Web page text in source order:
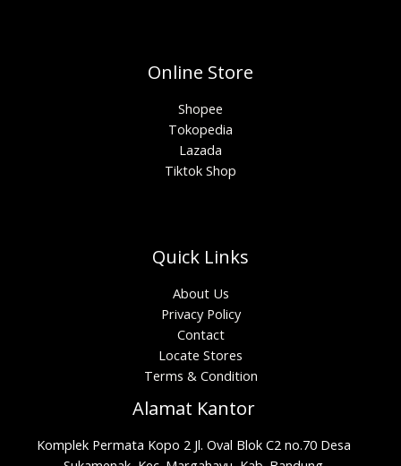
Online Store
Shopee
Tokopedia
Lazada
Tiktok Shop
Quick Links
About Us
Privacy Policy
Contact
Locate Stores
Terms & Condition
Alamat Kantor
Komplek Permata Kopo 2 Jl. Oval Blok C2 no.70 Desa